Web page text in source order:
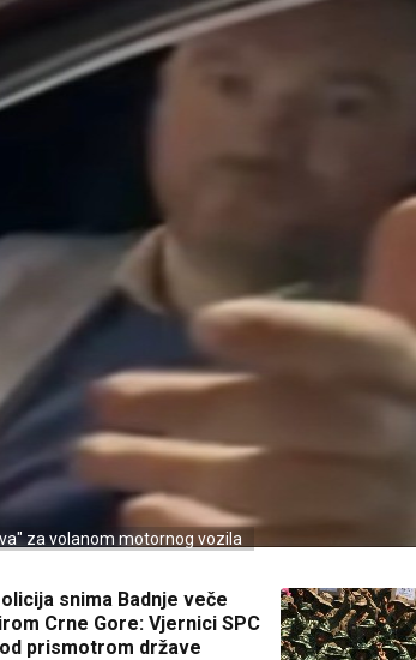
za volanom motornog vozila
snima Badnje veče
Crne Gore: Vjernici SPC
prismotrom države